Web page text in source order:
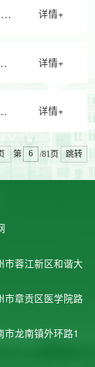
详情+
详情+
详情+
第 /81页 跳转
市蓉江新区和谐大
市章贡区医学院路
龙南镇外环路1